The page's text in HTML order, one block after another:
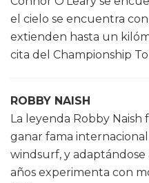
el cielo se encuentra
extienden hasta un
cita del Championship
ROBBY NAISH
La leyenda Robby
ganar fama
windsurf, y adaptándose
años experimenta con